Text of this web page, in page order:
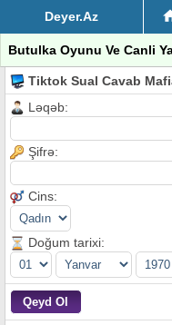
Deyer.Az
Butulka Oyunu Ve Canli
Tiktok Sual Cavab
Ləqəb:
Şifrə:
Cins:
Doğum tarixi: